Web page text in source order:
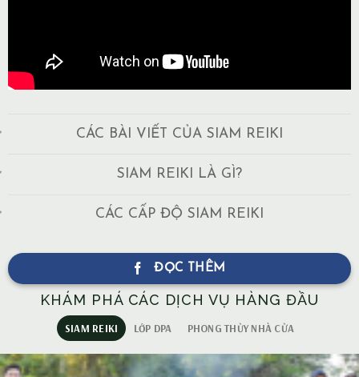
CÁC BÀI VIẾT CỦA SIAM REIKI
SIAM REIKI LÀ GÌ?
CÁC CẤP ĐỘ SIAM REIKI
ĐỌC THÊM
KHÁM PHÁ CÁC DỊCH VỤ HÀNG ĐẦU
SIAM REIKI LỚP DPA PHONG THỦY NHÀ CỬA